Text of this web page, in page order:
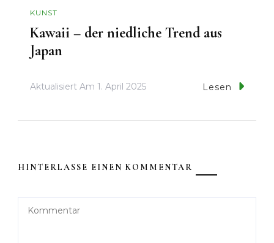
KUNST
Kawaii – der niedliche Trend aus
Japan
Aktualisiert Am 1. April 2025 Lesen
HINTERLASSE EINEN KOMMENTAR